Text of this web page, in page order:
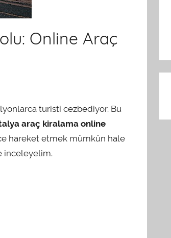
Online Araç
turisti cezbediyor. Bu
araç kiralama online
hareket etmek mümkün hale
inceleyelim.